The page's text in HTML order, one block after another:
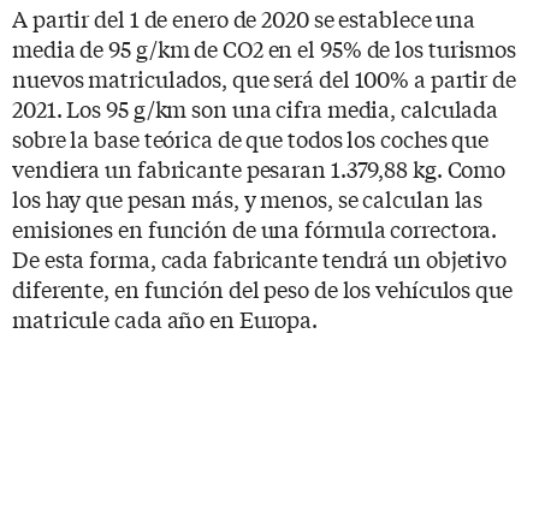
A partir del 1 de enero de 2020 se establece una
media de 95 g/km de CO2 en el 95% de los turismos
nuevos matriculados, que será del 100% a partir de
2021. Los 95 g/km son una cifra media, calculada
sobre la base teórica de que todos los coches que
vendiera un fabricante pesaran 1.379,88 kg. Como
los hay que pesan más, y menos, se calculan las
emisiones en función de una fórmula correctora.
De esta forma, cada fabricante tendrá un objetivo
diferente, en función del peso de los vehículos que
matricule cada año en Europa.